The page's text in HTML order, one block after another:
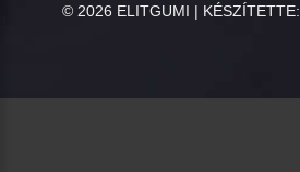
© 2026 ELITGUMI | KÉSZÍTETTE: